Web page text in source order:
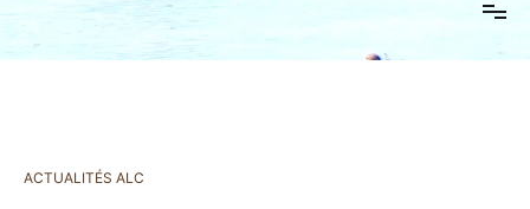
ACTUALITÉS ALC